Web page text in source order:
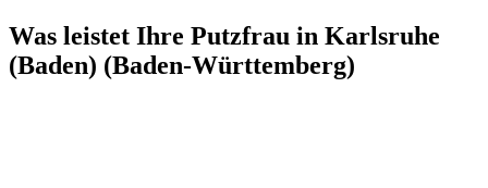
Was leistet Ihre Putzfrau in Karlsruhe
(Baden) (Baden-Württemberg)